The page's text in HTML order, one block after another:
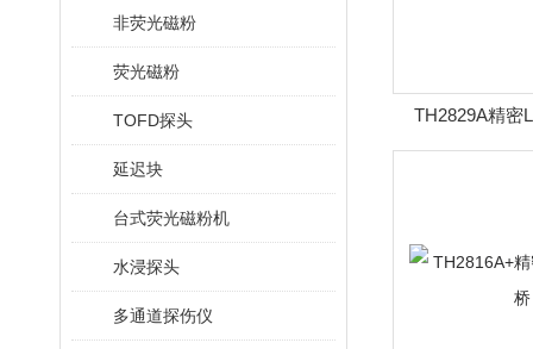
非荧光磁粉
荧光磁粉
TOFD探头
延迟块
台式荧光磁粉机
水浸探头
多通道探伤仪
TH2829A精密